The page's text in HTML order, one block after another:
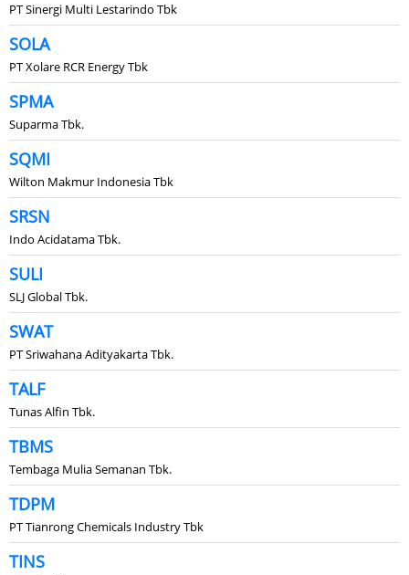
PT Sinergi Multi Lestarindo Tbk
SOLA
PT Xolare RCR Energy Tbk
SPMA
Suparma Tbk.
SQMI
Wilton Makmur Indonesia Tbk
SRSN
Indo Acidatama Tbk.
SULI
SLJ Global Tbk.
SWAT
PT Sriwahana Adityakarta Tbk.
TALF
Tunas Alfin Tbk.
TBMS
Tembaga Mulia Semanan Tbk.
TDPM
PT Tianrong Chemicals Industry Tbk
TINS